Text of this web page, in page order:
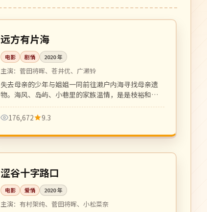
日本
远方有片海
电影 剧情 2020年
主演：菅田将晖、苍井优、广濑铃
失去母亲的少年与姐姐一同前往濑户内海寻找母亲遗
物。海风、岛屿、小巷里的家族温情，是是枝裕和式
家族电影的延续。
176,672
9.3
日本
高分 102 分钟
涩谷十字路口
电影 爱情 2020年
主演：有村架纯、菅田将晖、小松菜奈